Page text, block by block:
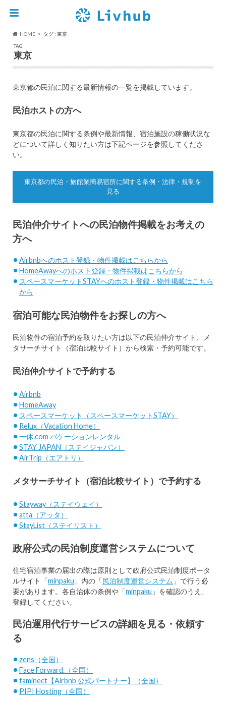
HOME
タグ : 東京
TAG
東京
東京都の民泊に関する最新情報の一覧を掲載しています。
民泊ホストの方へ
東京都の民泊に関する条例や最新情報、宿泊施設の稼働状況な
どについて詳しく知りたい方は下記ページを参照してくださ
い。
東京都の民泊・旅館業簡易宿所に関する条例・法律・規制を
見る
民泊仲介サイトへの民泊物件掲載をお考えの
方へ
Airbnbへのホスト登録・物件掲載はこちらから
HomeAwayへのホスト登録・物件掲載はこちらから
スペースマーケットSTAYへのホスト登録・物件掲載はこちら
から
宿泊可能な民泊物件をお探しの方へ
民泊物件の宿泊予約を取りたい方は以下の民泊仲介サイト、メ
タサーチサイト（宿泊比較サイト）から検索・予約可能です。
民泊仲介サイトで予約する
Airbnb
HomeAway
スペースマーケット（スペースマーケットSTAY）
Relux（Vacation Home）
一休.com バケーションレンタル
STAY JAPAN（ステイジャパン）
AirTrip（エアトリ）
メタサーチサイト（宿泊比較サイト）で予約する
Stayway（ステイウェイ）
atta（アッタ）
StayList（ステイリスト）
政府公式の民泊制度運営システムについて
住宅宿泊事業の届出の際は原則として政府公式民泊制度ポータ
ルサイト「minpaku 」内の「民泊制度運営システム 」で行う必
要があります。各自治体の条例や「minpaku 」を確認のうえ、
登録してください。
民泊運用代行サービスの詳細を見る・依頼す
る
zens（全国）
Face Forward.（全国）
faminect【Airbnb 公式パートナー】（全国）
PIPI Hosting（全国）